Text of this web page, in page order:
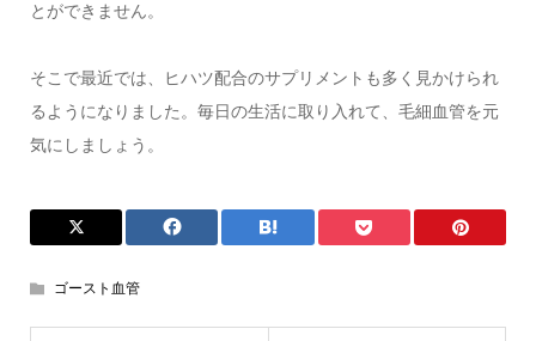
とができません。
そこで最近では、ヒハツ配合のサプリメントも多く見かけられ
るようになりました。毎日の生活に取り入れて、毛細血管を元
気にしましょう。
ゴースト血管